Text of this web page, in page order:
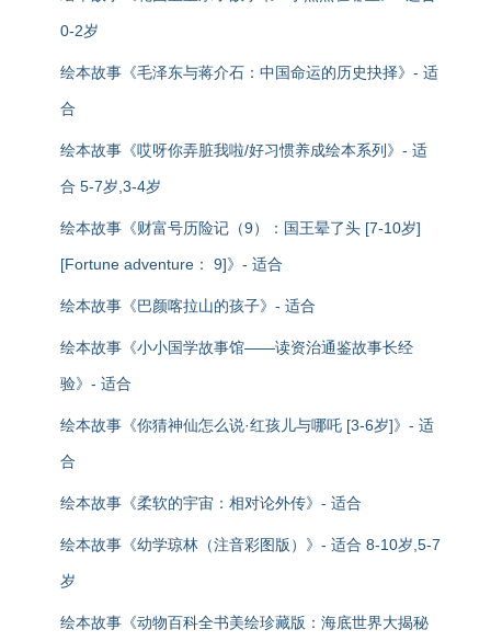
0-2岁
绘本故事《毛泽东与蒋介石：中国命运的历史抉择》- 适
合
绘本故事《哎呀你弄脏我啦/好习惯养成绘本系列》- 适
合 5-7岁,3-4岁
绘本故事《财富号历险记（9）：国王晕了头 [7-10岁]
[Fortune adventure： 9]》- 适合
绘本故事《巴颜喀拉山的孩子》- 适合
绘本故事《小小国学故事馆——读资治通鉴故事长经
验》- 适合
绘本故事《你猜神仙怎么说·红孩儿与哪吒 [3-6岁]》- 适
合
绘本故事《柔软的宇宙：相对论外传》- 适合
绘本故事《幼学琼林（注音彩图版）》- 适合 8-10岁,5-7
岁
绘本故事《动物百科全书美绘珍藏版：海底世界大揭秘